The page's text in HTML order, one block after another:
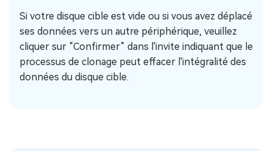
Si votre disque cible est vide ou si vous avez déplacé
ses données vers un autre périphérique, veuillez
cliquer sur “Confirmer” dans l'invite indiquant que le
processus de clonage peut effacer l'intégralité des
données du disque cible.